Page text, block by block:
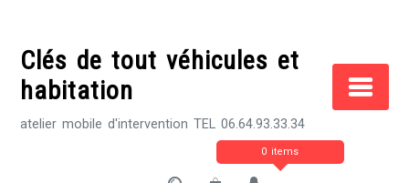
contentClés de tout véhicules et
habitation
atelier mobile d'intervention TEL 06.64.93.33.34
0 items